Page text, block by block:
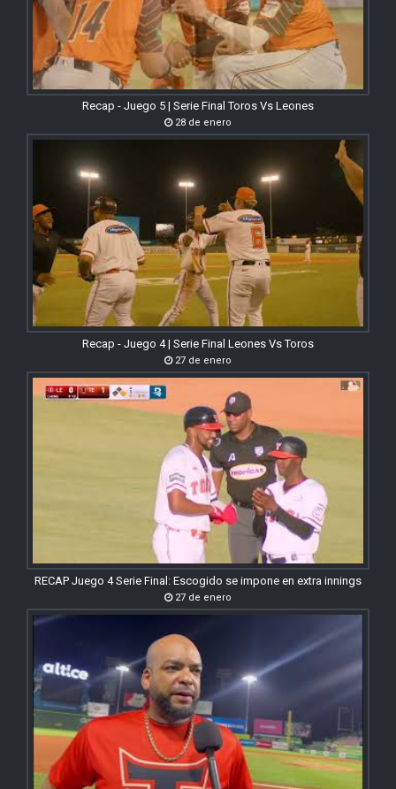
Recap - Juego 5 | Serie Final Toros Vs Leones
28 de enero
Recap - Juego 4 | Serie Final Leones Vs Toros
27 de enero
RECAP Juego 4 Serie Final: Escogido se impone en extra innings
27 de enero